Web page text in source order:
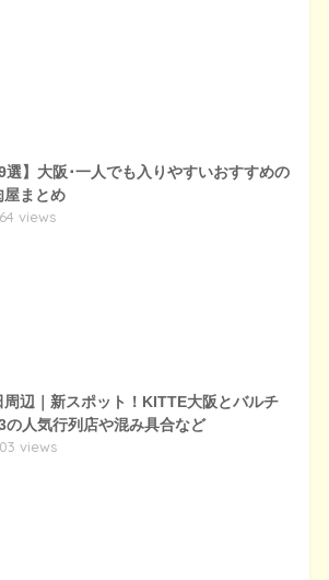
選】大阪･一人でも入りやすいおすすめの
屋まとめ
views
周辺｜新スポット！KITTE大阪とバルチ
の人気行列店や混み具合など
views